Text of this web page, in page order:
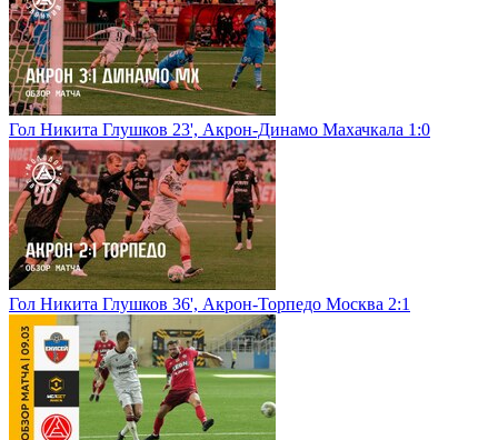
Гол Никита Глушков 23', Акрон-Динамо Махачкала 1:0
Гол Никита Глушков 36', Акрон-Торпедо Москва 2:1